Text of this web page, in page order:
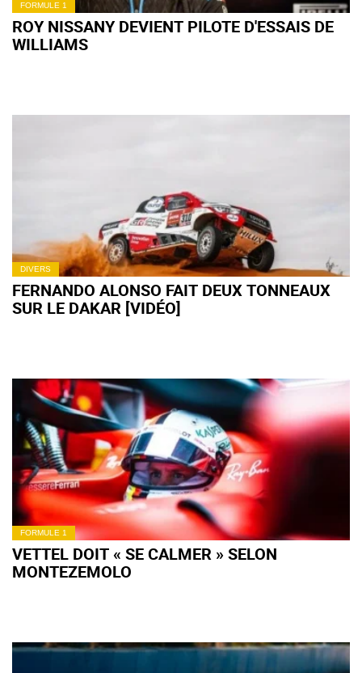
FORMULE 1
ROY NISSANY DEVIENT PILOTE D'ESSAIS DE
WILLIAMS
DIVERS
FERNANDO ALONSO FAIT DEUX TONNEAUX
SUR LE DAKAR [VIDÉO]
FORMULE 1
VETTEL DOIT « SE CALMER » SELON
MONTEZEMOLO